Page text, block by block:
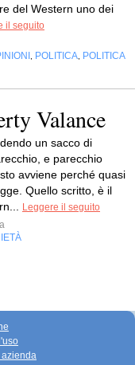
del Western uno dei
il seguito
POLITICA POLITICA
Valance
un sacco di
e parecchio
avviene perché quasi
Quello scritto, è il
Leggere il seguito
azienda